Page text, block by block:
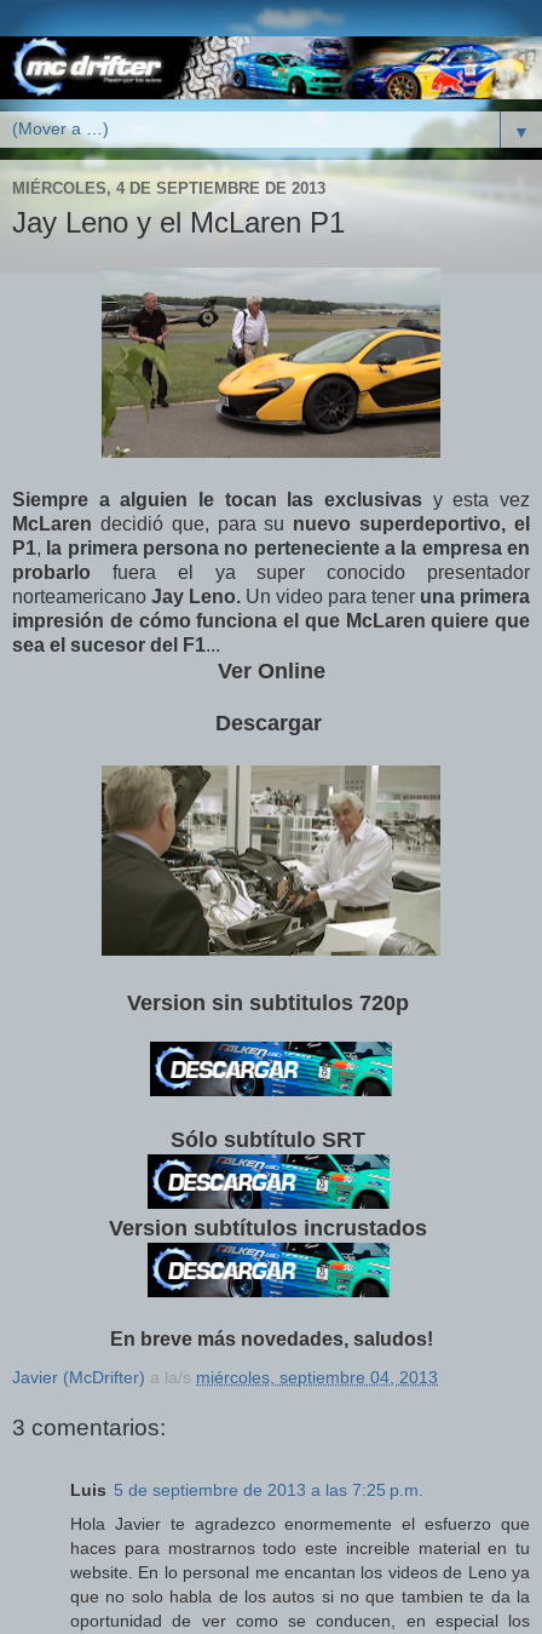
▼
MIÉRCOLES, 4 DE SEPTIEMBRE DE 2013
Jay Leno y el McLaren P1
Siempre a alguien le tocan las exclusivas y esta vez
McLaren decidió que, para su nuevo superdeportivo, el
P1, la primera persona no perteneciente a la empresa en
probarlo fuera el ya super conocido presentador
norteamericano Jay Leno. Un video para tener una primera
impresión de cómo funciona el que McLaren quiere que
sea el sucesor del F1...
Ver Online
Descargar
Version sin subtitulos 720p
Sólo subtítulo SRT
Version subtítulos incrustados
En breve más novedades, saludos!
Javier (McDrifter) a la/s miércoles, septiembre 04, 2013
3 comentarios:
Luis 5 de septiembre de 2013 a las 7:25 p.m.
Hola Javier te agradezco enormemente el esfuerzo que
haces para mostrarnos todo este increible material en tu
website. En lo personal me encantan los videos de Leno ya
que no solo habla de los autos si no que tambien te da la
oportunidad de ver como se conducen, en especial los